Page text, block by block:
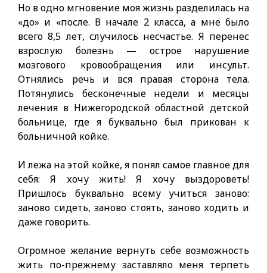
Но в одно мгновение моя жизнь разделилась на
«до» и «после. В начале 2 класса, а мне было
всего 8,5 лет, случилось несчастье. Я перенес
взрослую болезнь — острое нарушение
мозгового кровообращения или инсульт.
Отнялись речь и вся правая сторона тела.
Потянулись бесконечные недели и месяцы
лечения в Нижегородской областной детской
больнице, где я буквально был прикован к
больничной койке.
И лежа на этой койке, я понял самое главное для
себя: Я хочу жить! Я хочу выздороветь!
Пришлось буквально всему учиться заново:
заново сидеть, заново стоять, заново ходить и
даже говорить.
Огромное желание вернуть себе возможность
жить по-прежнему заставляло меня терпеть